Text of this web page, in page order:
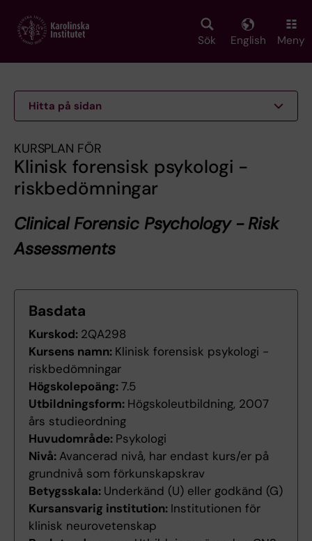
main
Sök English Meny
Hitta på sidan
KURSPLAN FÖR
Klinisk forensisk psykologi -
riskbedömningar
Clinical Forensic Psychology - Risk
Assessments
Basdata
Kurskod: 2QA298
Kursens namn: Klinisk forensisk psykologi -
riskbedömningar
Högskolepoäng:7.5
Utbildningsform: Högskoleutbildning, 2007
års studieordning
Huvudområde: Psykologi
Nivå: Avancerad nivå, har endast kurs/er på
grundnivå som förkunskapskrav
Betygsskala: Underkänd (U) eller godkänd (G)
Kursansvarig institution: Institutionen för
klinisk neurovetenskap